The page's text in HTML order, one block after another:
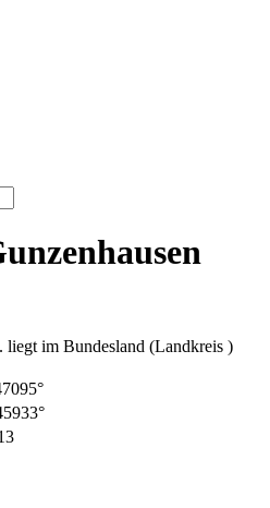
im Bundesland (Landkreis )